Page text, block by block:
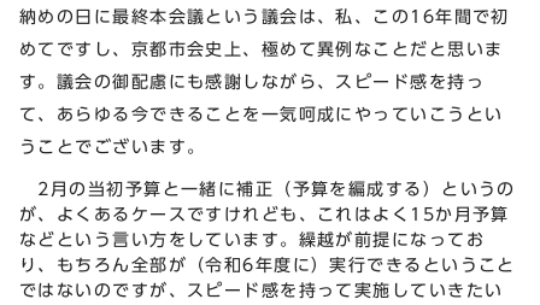
納めの日に最終本会議という議会は、私、この16年間で初
めてですし、京都市会史上、極めて異例なことだと思いま
す。議会の御配慮にも感謝しながら、スピード感を持っ
て、あらゆる今できることを一気呵成にやっていこうとい
うことでございます。
2月の当初予算と一緒に補正（予算を編成する）というの
が、よくあるケースですけれども、これはよく15か月予算
などという言い方をしています。繰越が前提になってお
り、もちろん全部が（令和6年度に）実行できるということ
ではないのですが、スピード感を持って実施していきたい